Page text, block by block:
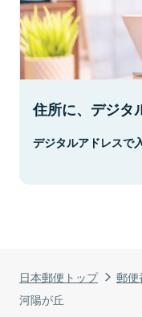
日本郵便トップ 郵
河陽が丘
住所に、デジタ
デジタルアドレスで